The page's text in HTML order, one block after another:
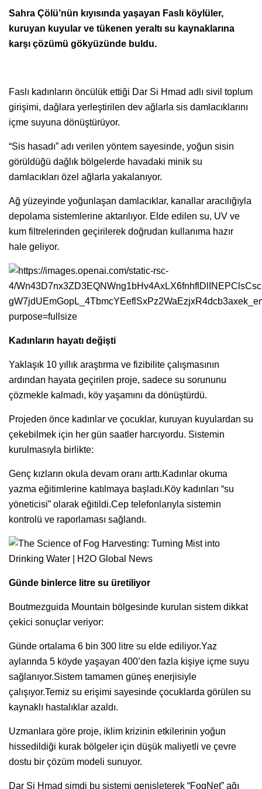
Sahra Çölü’nün kıyısında yaşayan Faslı köylüler,
kuruyan kuyular ve tükenen yeraltı su kaynaklarına
karşı çözümü gökyüzünde buldu.
Faslı kadınların öncülük ettiği Dar Si Hmad adlı sivil toplum
girişimi, dağlara yerleştirilen dev ağlarla sis damlacıklarını
içme suyuna dönüştürüyor.
“Sis hasadı” adı verilen yöntem sayesinde, yoğun sisin
görüldüğü dağlık bölgelerde havadaki minik su
damlacıkları özel ağlarla yakalanıyor.
Ağ yüzeyinde yoğunlaşan damlacıklar, kanallar aracılığıyla
depolama sistemlerine aktarılıyor. Elde edilen su, UV ve
kum filtrelerinden geçirilerek doğrudan kullanıma hazır
hale geliyor.
Kadınların hayatı değişti
Yaklaşık 10 yıllık araştırma ve fizibilite çalışmasının
ardından hayata geçirilen proje, sadece su sorununu
çözmekle kalmadı, köy yaşamını da dönüştürdü.
Projeden önce kadınlar ve çocuklar, kuruyan kuyulardan su
çekebilmek için her gün saatler harcıyordu. Sistemin
kurulmasıyla birlikte:
Genç kızların okula devam oranı arttı.Kadınlar okuma
yazma eğitimlerine katılmaya başladı.Köy kadınları “su
yöneticisi” olarak eğitildi.Cep telefonlarıyla sistemin
kontrolü ve raporlaması sağlandı.
Günde binlerce litre su üretiliyor
Boutmezguida Mountain bölgesinde kurulan sistem dikkat
çekici sonuçlar veriyor:
Günde ortalama 6 bin 300 litre su elde ediliyor.Yaz
aylarında 5 köyde yaşayan 400’den fazla kişiye içme suyu
sağlanıyor.Sistem tamamen güneş enerjisiyle
çalışıyor.Temiz su erişimi sayesinde çocuklarda görülen su
kaynaklı hastalıklar azaldı.
Uzmanlara göre proje, iklim krizinin etkilerinin yoğun
hissedildiği kurak bölgeler için düşük maliyetli ve çevre
dostu bir çözüm modeli sunuyor.
Dar Si Hmad şimdi bu sistemi genişleterek “FogNet” ağı